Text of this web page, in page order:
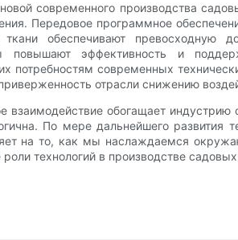
современного производства
Передовое программное
обеспечивают превосходную
повышают эффективность и
потребностям современных
отрасли снижению
взаимодействие обогащает
По мере дальнейшего
на то, как мы наслаждаемся
технологий в производстве